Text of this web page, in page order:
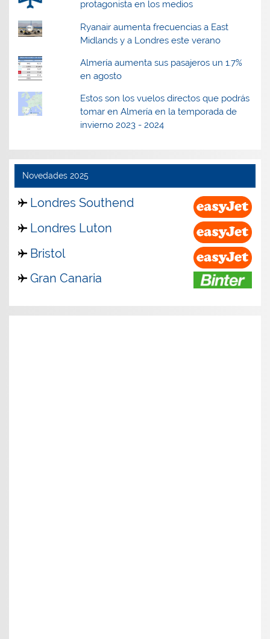
protagonista en los medios
Ryanair aumenta frecuencias a East
Midlands y a Londres este verano
Almería aumenta sus pasajeros un 1.7%
en agosto
Estos son los vuelos directos que podrás
tomar en Almería en la temporada de
invierno 2023 - 2024
Novedades 2025
Londres Southend
Londres Luton
Bristol
Gran Canaria